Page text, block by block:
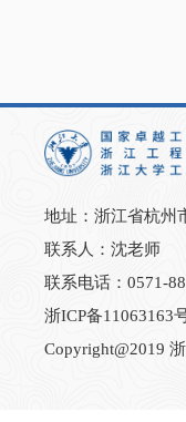
地址：浙江省杭州
联系人：沈老师
联系电话：0571-
浙ICP备11063163
Copyright@2019